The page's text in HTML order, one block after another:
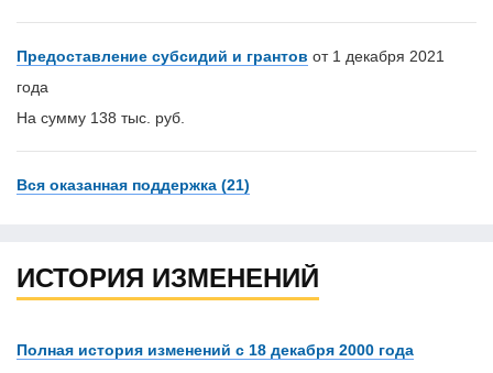
Предоставление субсидий и грантов от 1 декабря 2021
года
На сумму 138 тыс. руб.
Вся оказанная поддержка (21)
ИСТОРИЯ ИЗМЕНЕНИЙ
Полная история изменений с 18 декабря 2000 года